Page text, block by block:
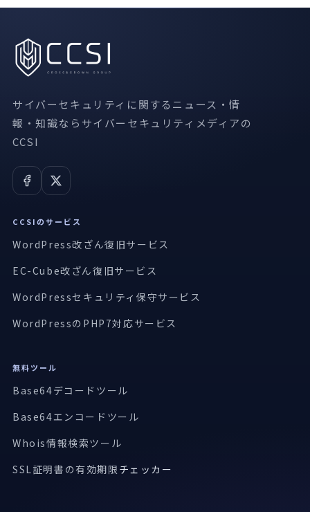
サイバーセキュリティに関するニュース・情
報・知識ならサイバーセキュリティメディアの
CCSI
CCSIのサービス
WordPress改ざん復旧サービス
EC-Cube改ざん復旧サービス
WordPressセキュリティ保守サービス
WordPressのPHP7対応サービス
無料ツール
Base64デコードツール
Base64エンコードツール
Whois情報検索ツール
SSL証明書の有効期限 チェッカー